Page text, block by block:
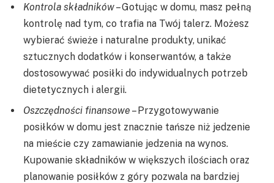
Kontrola składników– Gotując w domu, masz pełną
kontrolę nad tym, co trafia na Twój talerz. Możesz
wybierać świeże i naturalne produkty, unikać
sztucznych dodatków i konserwantów, a także
dostosowywać posiłki do indywidualnych potrzeb
dietetycznych i alergii.
Oszczędności finansowe – Przygotowywanie
posiłków w domu jest znacznie tańsze niż jedzenie
na mieście czy zamawianie jedzenia na wynos.
Kupowanie składników w większych ilościach oraz
planowanie posiłków z góry pozwala na bardziej